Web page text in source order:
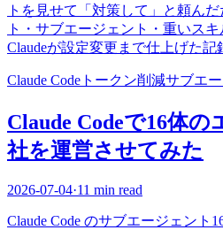
トを見せて「対策して」と頼ん
ト・サブエージェント・重いス
Claudeが設定変更まで仕上げた記
Claude Code トークン削減サブエ
Claude Codeで16体
社を運営させてみた
2026-07-04·11 min read
Claude Code のサブエージェント